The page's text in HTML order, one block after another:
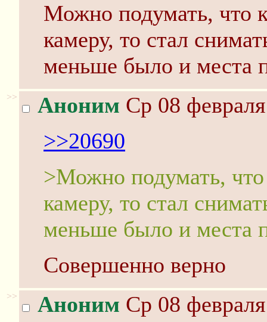
Можно подумать, что
камеру, то стал
меньше было и места
>> Аноним Ср 08
>>20690
>Можно подумать,
камеру, то стал
меньше было и места
Совершенно верно
>> Аноним Ср 08